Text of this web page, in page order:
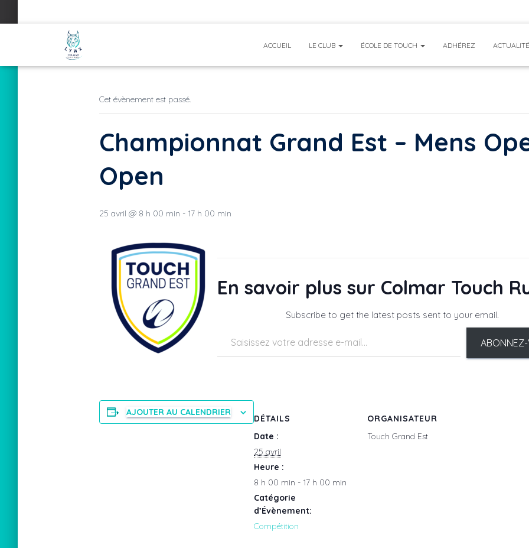
ACCUEIL LE CLUB ÉCOLE DE TOUCH ADHÉREZ
Cet évènement est passé.
Championnat Grand Est – Mens
Open
25 avril @ 8 h 00 min - 17 h 00 min
En savoir plus sur Colmar Touch
Subscribe to get the latest posts sent to your email.
AJOUTER AU CALENDRIER
DÉTAILS
Date :
25 avril
Heure :
8 h 00 min - 17 h 00 min
Catégorie
d’Évènement:
Compétition
ORGANISATEUR
Touch Grand Est